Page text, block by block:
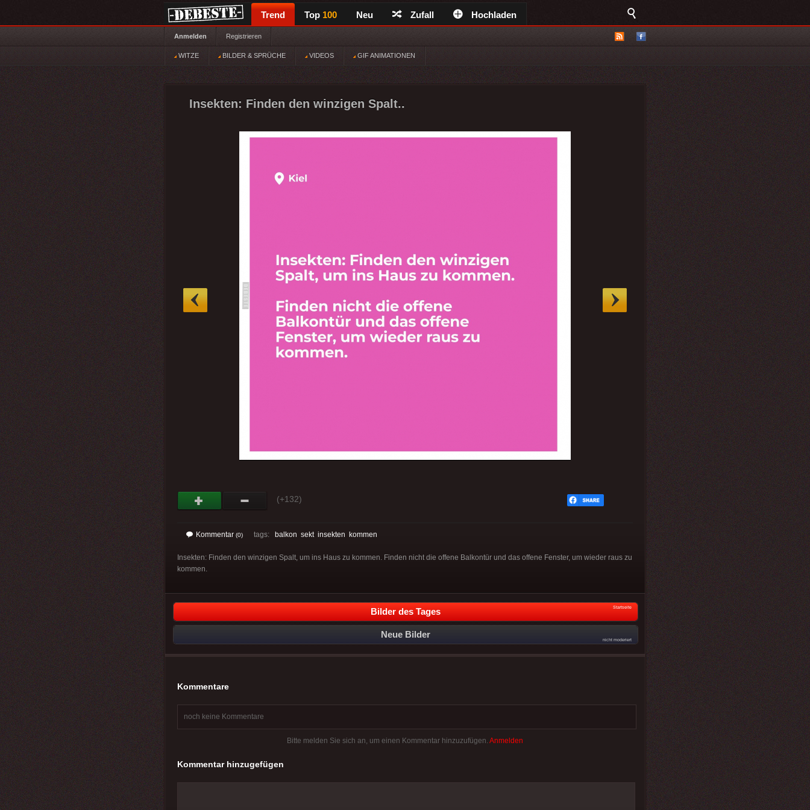
Trend Top 100 Neu Zufall Hochladen
Anmelden Registrieren
WITZE BILDER & SPRÜCHE VIDEOS GIF ANIMATIONEN
Insekten: Finden den winzigen Spalt..
(+132)
Kommentar (0) tags: balkon sekt insekten kommen
Insekten: Finden den winzigen Spalt, um ins Haus zu kommen. Finden nicht die offene Balkontür und das offene Fenster, um wieder raus zu
kommen.
Bilder des Tages Startseite
Neue Bilder
nicht moderiert
Kommentare
noch keine Kommentare
Bitte melden Sie sich an, um einen Kommentar hinzuzufügen. Anmelden
Kommentar hinzugefügen